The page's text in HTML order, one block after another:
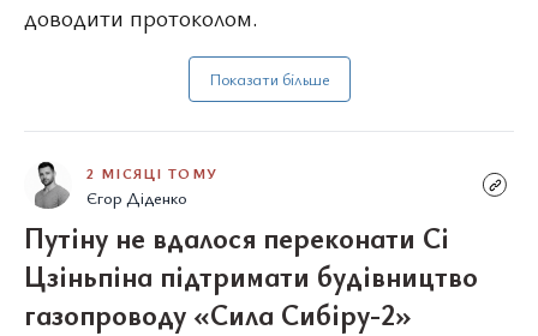
доводити протоколом.
Показати більше
2 МІСЯЦІ ТОМУ
Єгор Діденко
Путіну не вдалося переконати Сі
Цзіньпіна підтримати будівництво
газопроводу «Сила Сибіру-2»